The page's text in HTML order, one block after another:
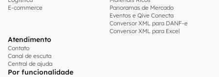
E-commerce
Panoramas de Mercado
Eventos e Qive Conecta
Conversor XML para DANF-e
Conversor XML para Excel
Atendimento
Contato
Canal de escuta
Central de ajuda
Por funcionalidade